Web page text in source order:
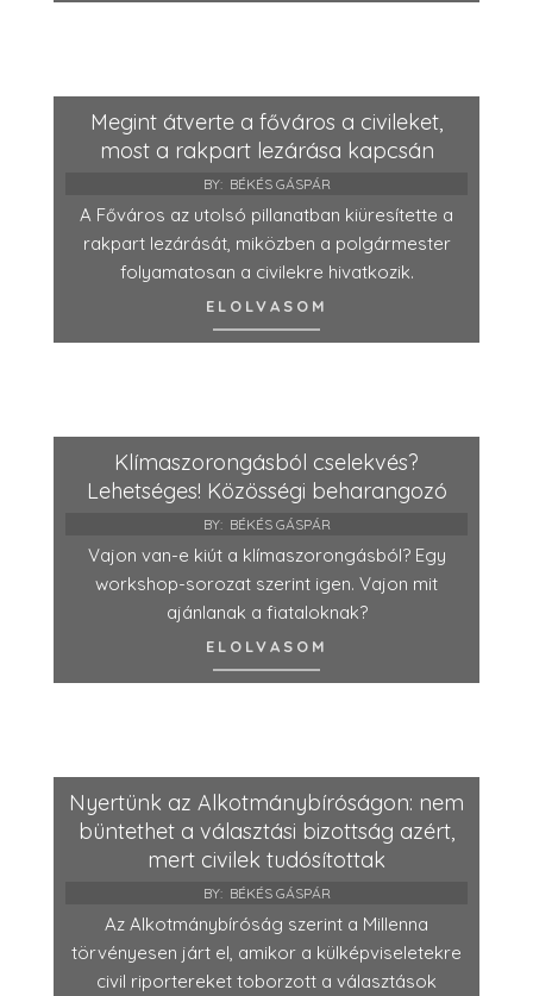
Megint átverte a főváros a civileket,
most a rakpart lezárása kapcsán
BY: BÉKÉS GÁSPÁR
A Főváros az utolsó pillanatban kiüresítette a
rakpart lezárását, miközben a polgármester
folyamatosan a civilekre hivatkozik.
ELOLVASOM
Klímaszorongásból cselekvés?
Lehetséges! Közösségi beharangozó
BY: BÉKÉS GÁSPÁR
Vajon van-e kiút a klímaszorongásból? Egy
workshop-sorozat szerint igen. Vajon mit
ajánlanak a fiataloknak?
ELOLVASOM
Nyertünk az Alkotmánybíróságon: nem
büntethet a választási bizottság azért,
mert civilek tudósítottak
BY: BÉKÉS GÁSPÁR
Az Alkotmánybíróság szerint a Millenna
törvényesen járt el, amikor a külképviseletekre
civil riportereket toborzott a választások